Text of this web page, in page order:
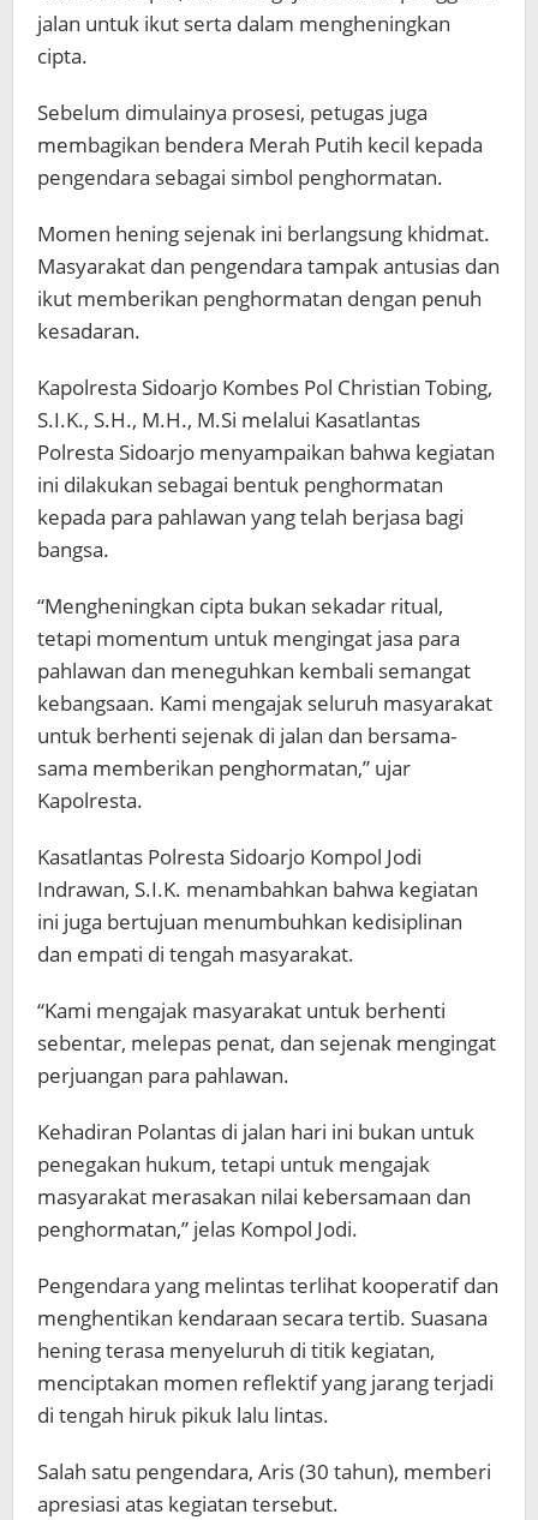
jalan untuk ikut serta dalam mengheningkan
cipta.
Sebelum dimulainya prosesi, petugas juga
membagikan bendera Merah Putih kecil kepada
pengendara sebagai simbol penghormatan.
Momen hening sejenak ini berlangsung khidmat.
Masyarakat dan pengendara tampak antusias dan
ikut memberikan penghormatan dengan penuh
kesadaran.
Kapolresta Sidoarjo Kombes Pol Christian Tobing,
S.I.K., S.H., M.H., M.Si melalui Kasatlantas
Polresta Sidoarjo menyampaikan bahwa kegiatan
ini dilakukan sebagai bentuk penghormatan
kepada para pahlawan yang telah berjasa bagi
bangsa.
“Mengheningkan cipta bukan sekadar ritual,
tetapi momentum untuk mengingat jasa para
pahlawan dan meneguhkan kembali semangat
kebangsaan. Kami mengajak seluruh masyarakat
untuk berhenti sejenak di jalan dan bersama-
sama memberikan penghormatan,” ujar
Kapolresta.
Kasatlantas Polresta Sidoarjo Kompol Jodi
Indrawan, S.I.K. menambahkan bahwa kegiatan
ini juga bertujuan menumbuhkan kedisiplinan
dan empati di tengah masyarakat.
“Kami mengajak masyarakat untuk berhenti
sebentar, melepas penat, dan sejenak mengingat
perjuangan para pahlawan.
Kehadiran Polantas di jalan hari ini bukan untuk
penegakan hukum, tetapi untuk mengajak
masyarakat merasakan nilai kebersamaan dan
penghormatan,” jelas Kompol Jodi.
Pengendara yang melintas terlihat kooperatif dan
menghentikan kendaraan secara tertib. Suasana
hening terasa menyeluruh di titik kegiatan,
menciptakan momen reflektif yang jarang terjadi
di tengah hiruk pikuk lalu lintas.
Salah satu pengendara, Aris (30 tahun), memberi
apresiasi atas kegiatan tersebut.